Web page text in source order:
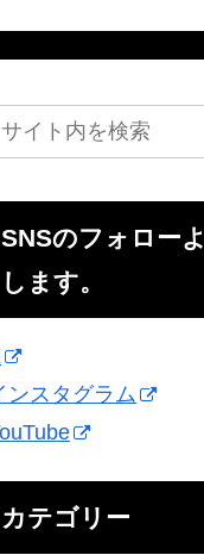
SNSのフォロー
します。
ンスタグラム
カテゴリー